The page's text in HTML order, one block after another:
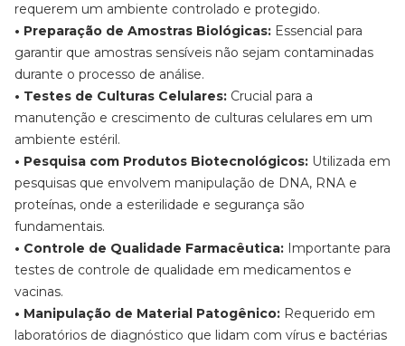
requerem um ambiente controlado e protegido.
• Preparação de Amostras Biológicas: Essencial para
garantir que amostras sensíveis não sejam contaminadas
durante o processo de análise.
• Testes de Culturas Celulares: Crucial para a
manutenção e crescimento de culturas celulares em um
ambiente estéril.
• Pesquisa com Produtos Biotecnológicos: Utilizada em
pesquisas que envolvem manipulação de DNA, RNA e
proteínas, onde a esterilidade e segurança são
fundamentais.
• Controle de Qualidade Farmacêutica: Importante para
testes de controle de qualidade em medicamentos e
vacinas.
• Manipulação de Material Patogênico: Requerido em
laboratórios de diagnóstico que lidam com vírus e bactérias